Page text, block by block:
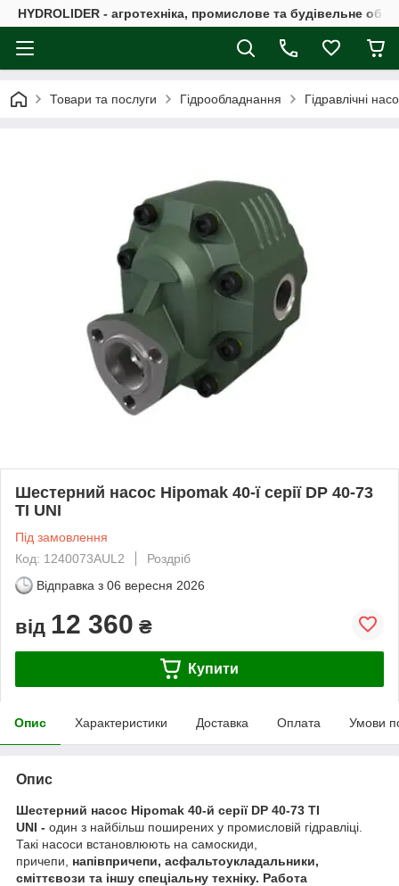
HYDROLIDER - агротехніка, промислове та будівельне
Товари та послуги Гідрообладнання Гідравлічні
Шестерний насос Hipomak 40-ї серії DP 40-73
TI UNI
Під замовлення
Код: 1240073AUL2
Роздріб
Відправка з 06 вересня 2026
від 12 360 ₴
Купити
Опис Характеристики Доставка Оплата Умови
Опис
Шестерний насос Hipomak 40-й серії DP 40-73 TI
UNI - один з найбільш поширених у промисловій гідравліці.
Такі насоси встановлюють на самоскиди,
причепи, напівпричепи, асфальтоукладальники,
сміттєвози та іншу спеціальну техніку. Работа